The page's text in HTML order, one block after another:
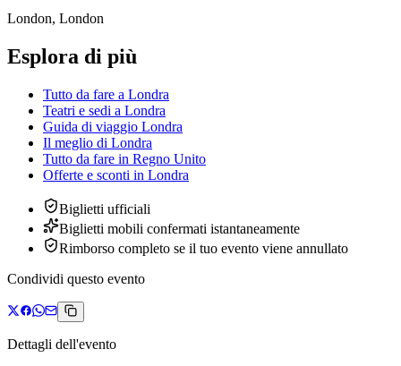
London, London
Esplora di più
Tutto da fare a Londra
Teatri e sedi a Londra
Guida di viaggio Londra
Il meglio di Londra
Tutto da fare in Regno Unito
Offerte e sconti in Londra
Biglietti ufficiali
Biglietti mobili confermati istantaneamente
Rimborso completo se il tuo evento viene annullato
Condividi questo evento
Dettagli dell'evento